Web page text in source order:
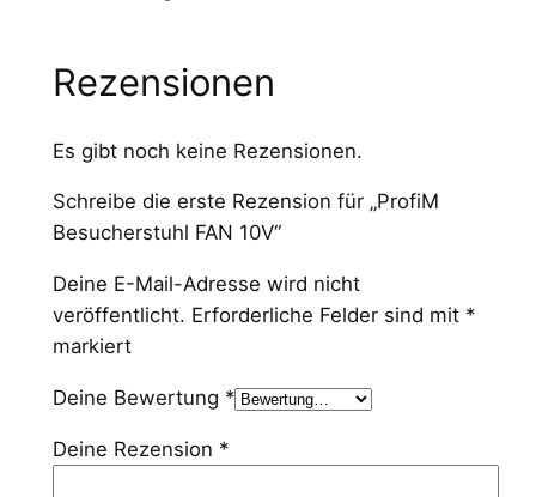
Rezensionen
Es gibt noch keine Rezensionen.
Schreibe die erste Rezension für „ProfiM
Besucherstuhl FAN 10V“
Deine E-Mail-Adresse wird nicht
veröffentlicht. Erforderliche Felder sind mit *
markiert
Deine Bewertung *
Deine Rezension *